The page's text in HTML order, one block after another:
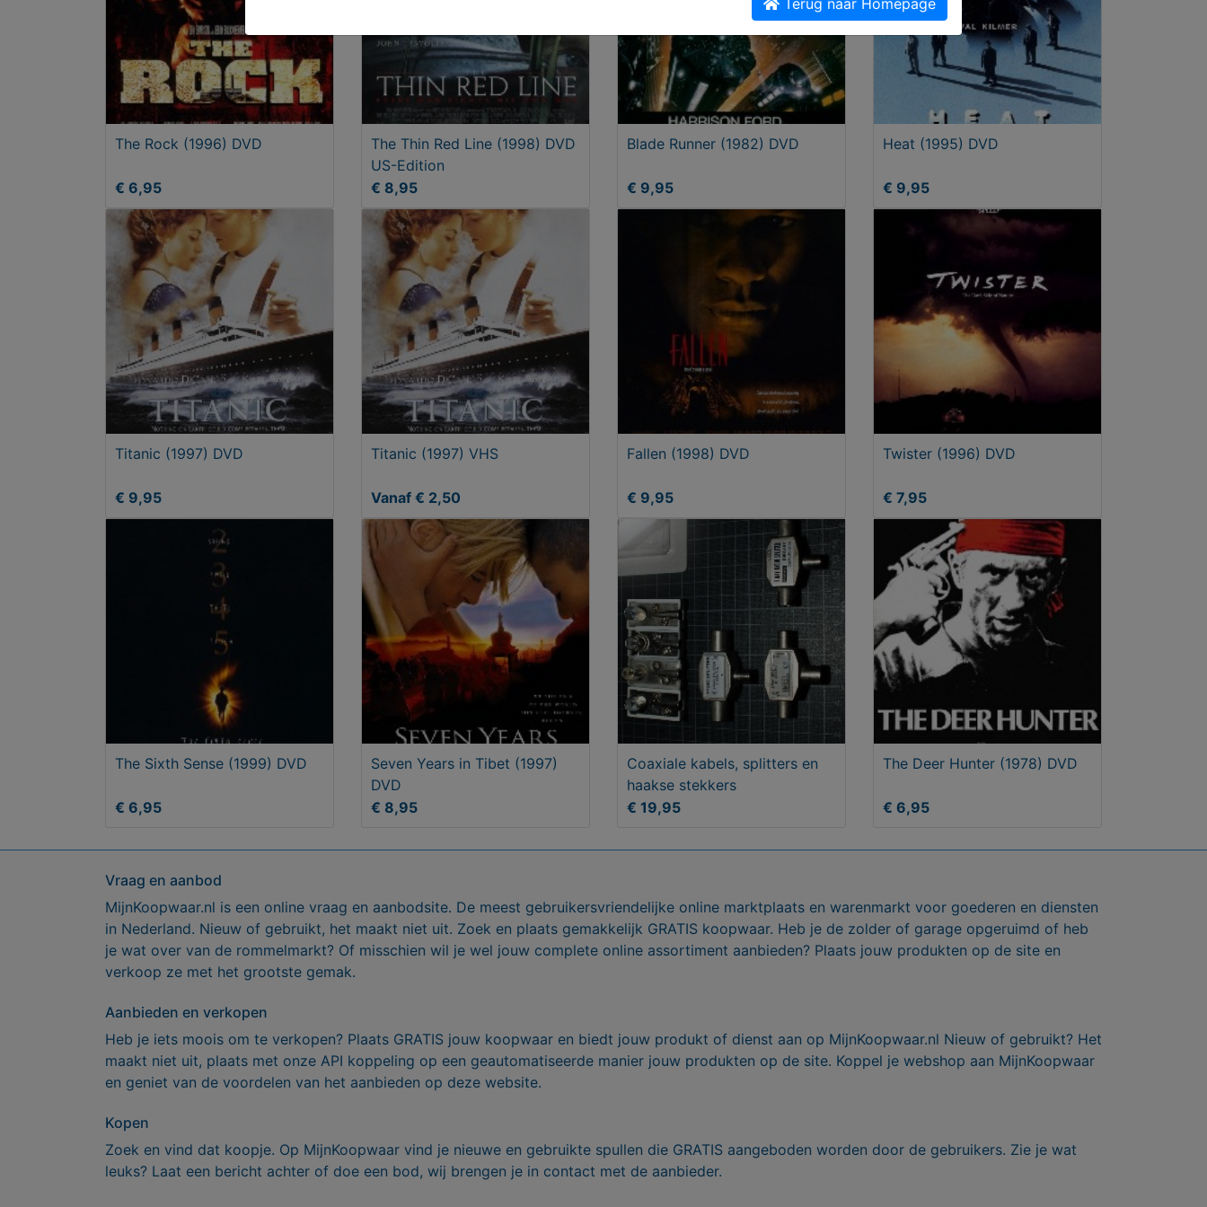
The Rock (1996) DVD
€ 6,95
The Thin Red Line (1998) DVD
US-Edition
€ 8,95
Blade Runner (1982) DVD
€ 9,95
Heat (1995) DVD
€ 9,95
Titanic (1997) DVD
€ 9,95
Titanic (1997) VHS
Vanaf € 2,50
Fallen (1998) DVD
€ 9,95
Twister (1996) DVD
€ 7,95
The Sixth Sense (1999) DVD
€ 6,95
Seven Years in Tibet (1997)
DVD
€ 8,95
Coaxiale kabels, splitters en
haakse stekkers
€ 19,95
The Deer Hunter (1978) DVD
€ 6,95
Terug naar Homepage
Vraag en aanbod
MijnKoopwaar.nl is een online vraag en aanbodsite. De meest gebruikersvriendelijke online marktplaats en warenmarkt voor goederen en diensten
in Nederland. Nieuw of gebruikt, het maakt niet uit. Zoek en plaats gemakkelijk GRATIS koopwaar. Heb je de zolder of garage opgeruimd of heb
je wat over van de rommelmarkt? Of misschien wil je wel jouw complete online assortiment aanbieden? Plaats jouw produkten op de site en
verkoop ze met het grootste gemak.
Aanbieden en verkopen
Heb je iets moois om te verkopen? Plaats GRATIS jouw koopwaar en biedt jouw produkt of dienst aan op MijnKoopwaar.nl Nieuw of gebruikt? Het
maakt niet uit, plaats met onze API koppeling op een geautomatiseerde manier jouw produkten op de site. Koppel je webshop aan MijnKoopwaar
en geniet van de voordelen van het aanbieden op deze website.
Kopen
Zoek en vind dat koopje. Op MijnKoopwaar vind je nieuwe en gebruikte spullen die GRATIS aangeboden worden door de gebruikers. Zie je wat
leuks? Laat een bericht achter of doe een bod, wij brengen je in contact met de aanbieder.